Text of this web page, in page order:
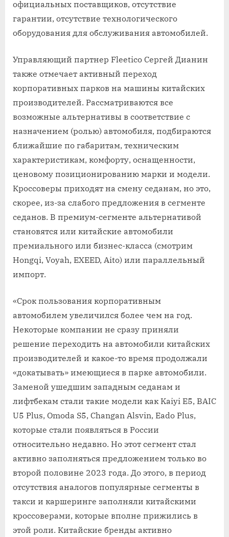
официальных поставщиков, отсутствие
гарантии, отсутствие технологического
оборудования для обслуживания автомобилей.
Управляющий партнер Fleetico Сергей Дианин
также отмечает активный переход
корпоративных парков на машины китайских
производителей. Рассматриваются все
возможные альтернативы в соответствие с
назначением (ролью) автомобиля, подбираются
ближайшие по габаритам, техническим
характеристикам, комфорту, оснащенности,
ценовому позиционированию марки и модели.
Кроссоверы приходят на смену седанам, но это,
скорее, из-за слабого предложения в сегменте
седанов. В премиум-сегменте альтернативой
становятся или китайские автомобили
премиального или бизнес-класса (смотрим
Hongqi, Voyah, EXEED, Aito) или параллельный
импорт.
«Срок пользования корпоративным
автомобилем увеличился более чем на год.
Некоторые компании не сразу приняли
решение переходить на автомобили китайских
производителей и какое-то время продолжали
«докатывать» имеющиеся в парке автомобили.
Заменой ушедшим западным седанам и
лифтбекам стали такие модели как Kaiyi E5, BAIC
U5 Plus, Omoda S5, Changan Alsvin, Eado Plus,
которые стали появляться в России
относительно недавно. Но этот сегмент стал
активно заполняться предложением только во
второй половине 2023 года. До этого, в период
отсутствия аналогов популярные сегменты в
такси и каршеринге заполняли китайскими
кроссоверами, которые вполне прижились в
этой роли. Китайские бренды активно